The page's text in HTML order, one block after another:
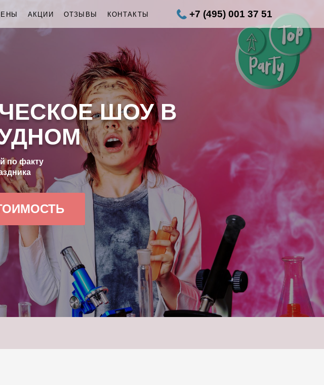
АКЦИИ ОТЗЫВЫ КОНТАКТЫ +7 (495) 001 37 51
ШОУ В
по факту